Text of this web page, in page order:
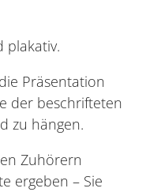
plakativ.
Präsentation
der beschrifteten
zu hängen.
Zuhörern
ergeben – Sie